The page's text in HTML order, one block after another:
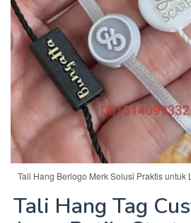
Tali Hang Berlogo Merk Solusi Praktis untuk
Tali Hang Tag